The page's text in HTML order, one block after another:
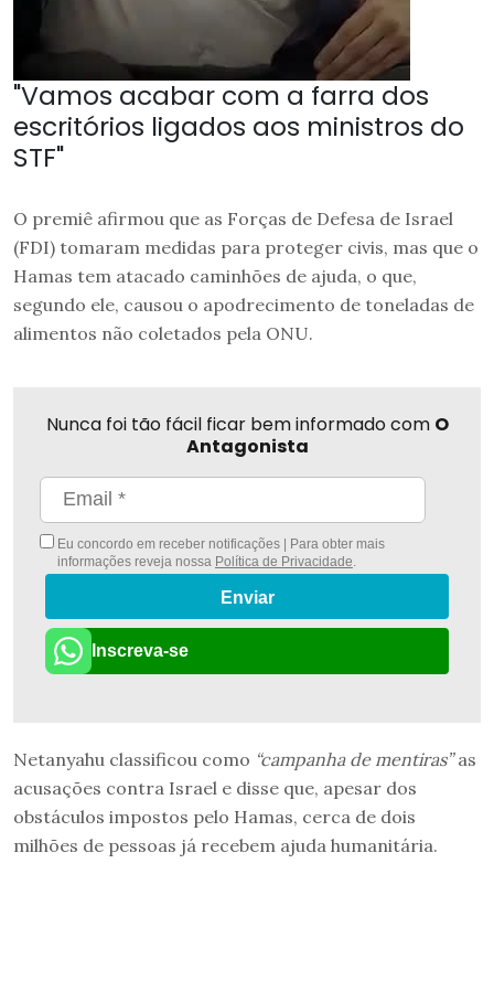
"Vamos acabar com a farra dos
escritórios ligados aos ministros do
STF"
O premiê afirmou que as Forças de Defesa de Israel
(FDI) tomaram medidas para proteger civis, mas que o
Hamas tem atacado caminhões de ajuda, o que,
segundo ele, causou o apodrecimento de toneladas de
alimentos não coletados pela ONU.
Nunca foi tão fácil ficar bem informado com O
Antagonista
Eu concordo em receber notificações | Para obter mais
informações reveja nossa Política de Privacidade.
Enviar
Inscreva-se
Netanyahu classificou como “campanha de mentiras”as
acusações contra Israel e disse que, apesar dos
obstáculos impostos pelo Hamas, cerca de dois
milhões de pessoas já recebem ajuda humanitária.